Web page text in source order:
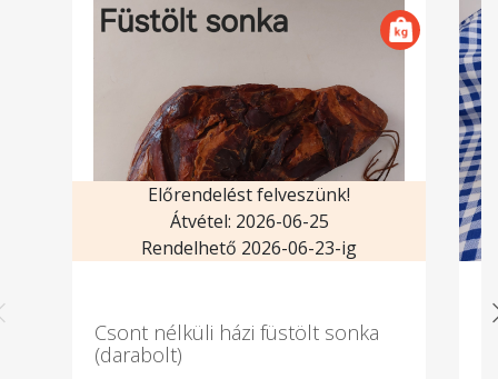
Előrendelést felveszünk!
Átvétel: 2026-06-25
Rendelhető 2026-06-23-ig
Csont nélküli házi füstölt sonka
(darabolt)